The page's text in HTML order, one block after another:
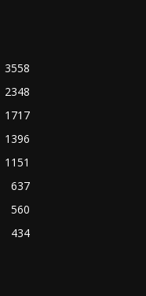
3558
2348
1717
1396
1151
637
560
434